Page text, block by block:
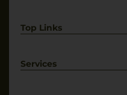
Top Links
Weißwein
Services